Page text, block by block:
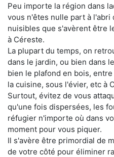
Peu importe la région dans
vous n'êtes nulle part à
nuisibles que s'avèrent être
à Céreste.
La plupart du temps, on
dans le jardin, ou bien dans
bien le plafond en bois,
la cuisine, sous l'évier, etc à
Surtout, évitez de vous
qu'une fois dispersées, les
réfugier n'importe où dans
moment pour vous piquer.
Il s'avère être primordial de
de votre côté pour éliminer